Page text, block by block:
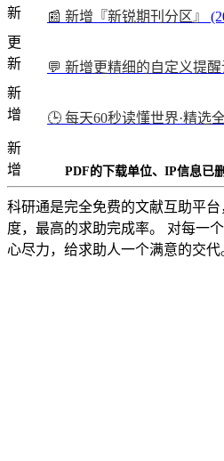
新
📰 新增『新锐期刊分区』
更
新
💬 新增更精细的自定义提醒
新
增
🕒 每天60秒读懂世界·精选
新
增
PDF的下载单位、IP信息已
科研通是完全免费的文献互助平
度，最高的求助完成率。 对每一
心尽力，给求助人一个满意的交代